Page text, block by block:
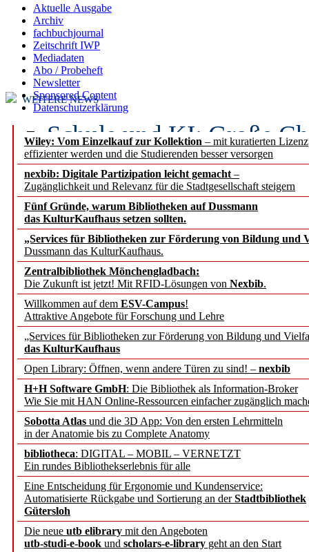
Aktuelle Ausgabe
Archiv
fachbuchjournal
Zeitschrift IWP
Mediadaten
Abo / Probeheft
Newsletter
Sponsored Content
Datenschutzerklärung
Wiley: Vom Einzelkauf zur Kollektion – mit kuratierten
effizienter werden und die Studierenden besser versorgen
nexbib: Digitale Partizipation leicht gemacht –
Zugänglichkeit und Relevanz für die Stadtgesellschaft steigern
Fünf Gründe, warum Bibliotheken auf Dussmann
das KulturKaufhaus setzen sollten.
„Services für Bibliotheken zur Förderung von Bildung und
Dussmann das KulturKaufhaus.
Zentralbibliothek Mönchengladbach:
Die Zukunft ist jetzt! Mit RFID-Lösungen von Nexbib.
Willkommen auf dem ESV-Campus!
Attraktive Angebote für Forschung und Lehre
„Services für Bibliotheken zur Förderung von Bildung und
das KulturKaufhaus
Open Library: Öffnen, wenn andere Türen zu sind! – nexbib
H+H Software GmbH: Die Bibliothek als Information-Broker
Wie Sie mit HAN Online-Ressourcen einfacher zugänglich
Sobotta Atlas und die 3D App: Von den ersten Lehrmitteln
in der Anatomie bis zu Complete Anatomy
bibliotheca: DIGITAL – MOBIL – VERNETZT
Ein rundes Bibliothekserlebnis für alle
Eine Entscheidung für Ergonomie und Kundenservice:
Automatisierte Rückgabe und Sortierung an derStadtbibliothek
Gütersloh
Die neue utb elibrary mit den Angeboten
utb-studi-e-book und scholars-e-library geht an den Start
WEITERE NEWS
Schule und KI: Große
Voraussetzungen
Erfolgreiches erstes
Segment Research –
angepasst
konstruktiv!
Mohr Siebeck
und die Zeitschrift für
Francke Attempto
EBSCO Information
Recherchefunktionen in
Sorbisches Institut neu
Geschichte und